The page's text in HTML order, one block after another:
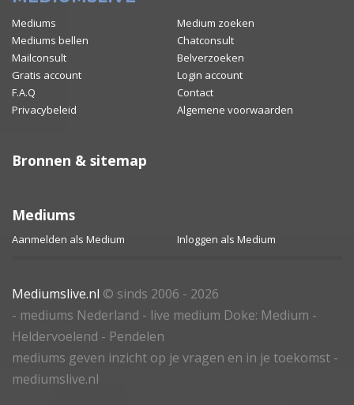
Mediums
Medium zoeken
Mediums bellen
Chatconsult
Mailconsult
Belverzoeken
Gratis account
Login account
F.A.Q
Contact
Privacybeleid
Algemene voorwaarden
Bronnen & sitemap
Mediums
Aanmelden als Medium Inloggen als Medium
Mediumslive.nl © sinds 2006 - 2026
- mediums Nederland - live medium Doke: Medium -
Heldervoelend - Pendelen
mediums geven inzicht op je vragen en in je toekomst -
mediumslive.nl